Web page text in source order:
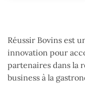
Réussir Bovins est
innovation pour
partenaires dans la
business à la